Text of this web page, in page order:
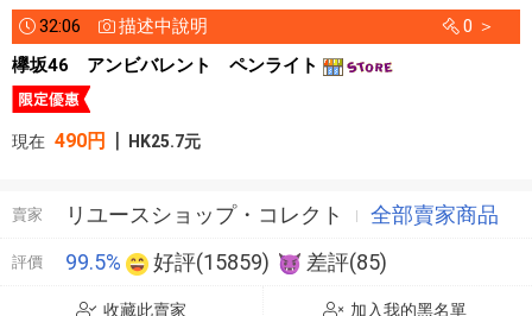
32:05 描述中說明
0 ＞
欅坂46 アンビバレント ペンライト
現在 490円 | HK25.7元
賣家 リユースショップ・コレクト 全部賣家商品
評價 99.5% 好評(15859) 差評(85)
收藏此賣家 加入我的黑名單